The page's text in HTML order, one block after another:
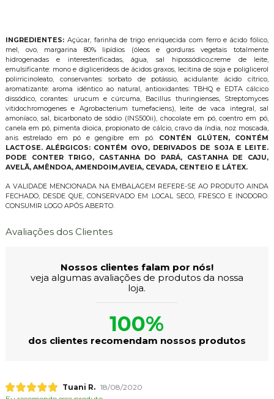
INGREDIENTES: Açúcar, farinha de trigo enriquecida com ferro e ácido fólico,
mel, ovo, margarina 80% lipídios (óleos e gorduras vegetais totalmente
hidrogenadas e interesterificadas, água, sal hipossódico,creme de leite,
emulsificante: mono e diglicerídeos de ácidos graxos, lecitina de soja e poliglicerol
polirricinoleato, conservantes: sorbato de potássio, acidulante: ácido cítrico,
aromatizante: aroma idêntico ao natural, antioxidantes: TBHQ e EDTA cálcico
dissódico, corantes: urucum e cúrcuma, Bacillus thuringienses, Streptomyces
vitidochromogenes e Agrobacterium tumefaciens), leite de vaca integral, sal
amoníaco, sal, bicarbonato de sódio (INS500ii), chocolate em pó, coentro em pó,
canela em pó, pimenta dioica, propionato de cálcio, cravo da índia, noz moscada,
anis estrelado em pó e gengibre em pó. CONTÉN GLÚTEN, CONTÉM
LACTOSE. ALÉRGICOS: CONTÉM OVO, DERIVADOS DE SOJA E LEITE.
PODE CONTER TRIGO, CASTANHA DO PARÁ, CASTANHA DE CAJU,
AVELÃ, AMÊNDOA, AMENDOIM,AVEIA, CEVADA, CENTEIO E LÁTEX.
A VALIDADE MENCIONADA NA EMBALAGEM REFERE-SE AO PRODUTO AINDA
FECHADO, DESDE QUE, CONSERVADO EM LOCAL SECO, FRESCO E INODORO.
CONSUMIR LOGO APÓS ABERTO.
Avaliações dos Clientes
Nossos clientes falam por nós!
veja algumas avaliações de produtos da nossa
loja.
100%
dos clientes recomendam nossos produtos
Tuani R. 18/08/2020